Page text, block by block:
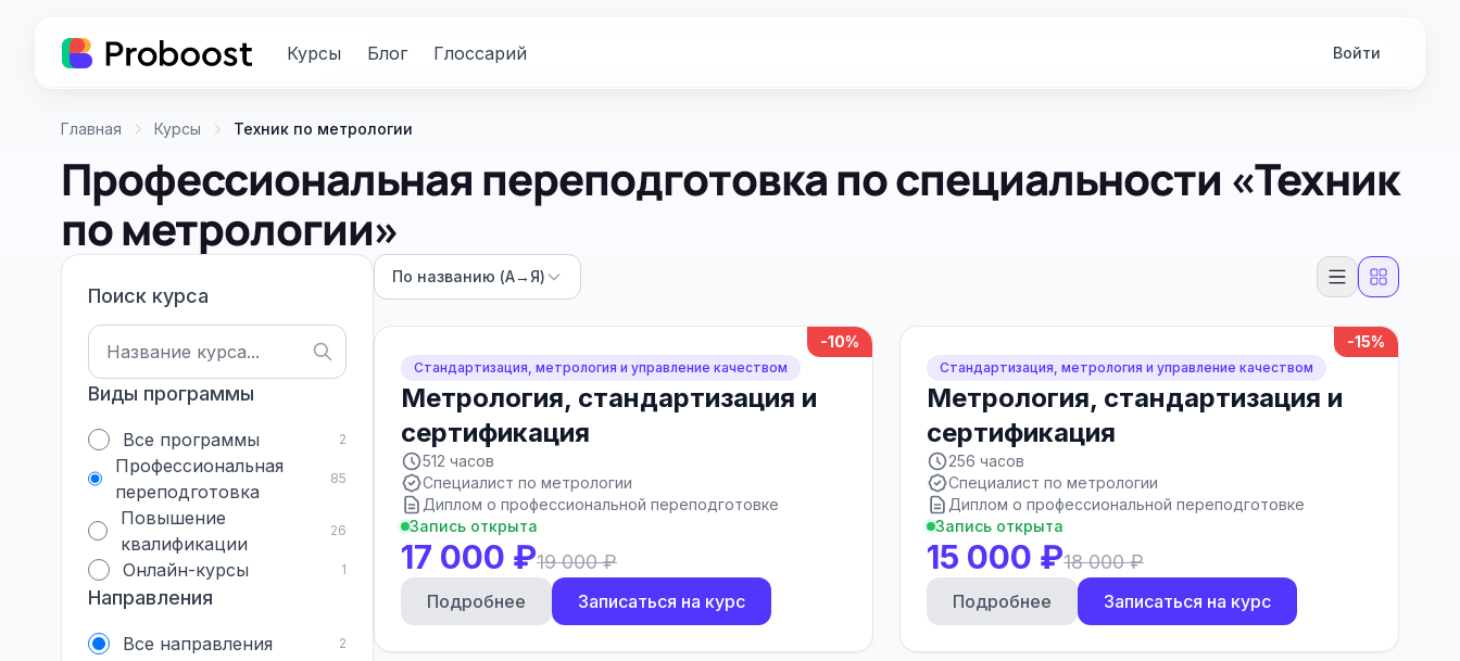
Курсы Блог Глоссарий Войти
Главная Курсы Техник по метрологии
Профессиональная переподготовка по специальности «Техник
по метрологии»
Поиск курса
Виды программы
Все программы 2
Профессиональная
переподготовка
85
Повышение
квалификации
26
Онлайн-курсы 1
Направления
Все направления 2
По названию (А→Я)
-10%
Стандартизация, метрология и управление качеством
Метрология, стандартизация и
сертификация
512 часов
Специалист по метрологии
Диплом о профессиональной переподготовке
Запись открыта
17 000 ₽19 000 ₽
Подробнее Записаться на курс
-15%
Стандартизация, метрология и управление качеством
Метрология, стандартизация и
сертификация
256 часов
Специалист по метрологии
Диплом о профессиональной переподготовке
Запись открыта
15 000 ₽18 000 ₽
Подробнее Записаться на курс